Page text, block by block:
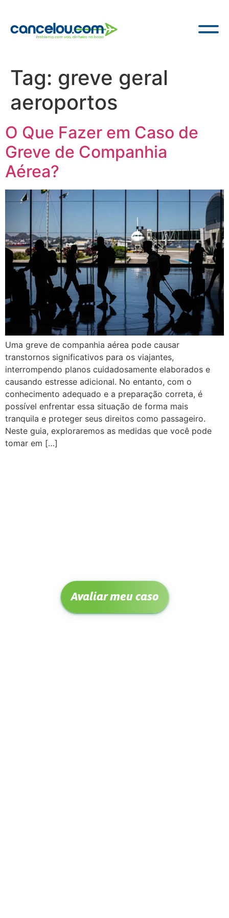
Tag: greve geral
aeroportos
O Que Fazer em Caso de
Greve de Companhia
Aérea?
Uma greve de companhia aérea pode causar
transtornos significativos para os viajantes,
interrompendo planos cuidadosamente elaborados e
causando estresse adicional. No entanto, com o
conhecimento adequado e a preparação correta, é
possível enfrentar essa situação de forma mais
tranquila e proteger seus direitos como passageiro.
Neste guia, exploraremos as medidas que você pode
tomar em […]
Avaliar meu caso